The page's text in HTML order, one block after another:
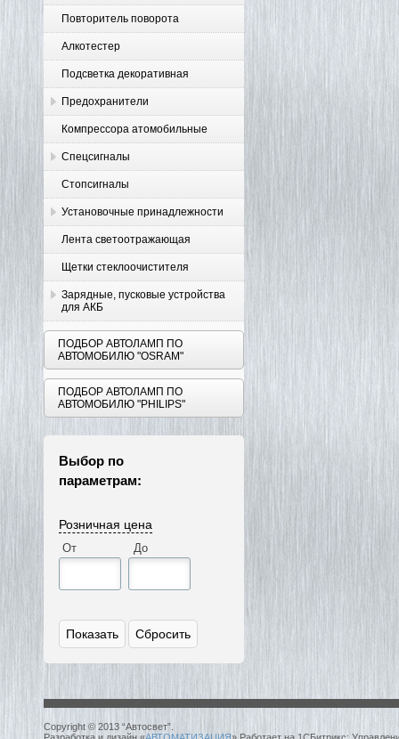
Повторитель поворота
Алкотестер
Подсветка декоративная
Предохранители
Компрессора атомобильные
Спецсигналы
Стопсигналы
Установочные принадлежности
Лента светоотражающая
Щетки стеклоочистителя
Зарядные, пусковые устройства
для АКБ
ПОДБОР АВТОЛАМП ПО
АВТОМОБИЛЮ "OSRAM"
ПОДБОР АВТОЛАМП ПО
АВТОМОБИЛЮ "PHILIPS"
Выбор по
параметрам:
Розничная цена
От До
Copyright © 2013 “Автосвет”.